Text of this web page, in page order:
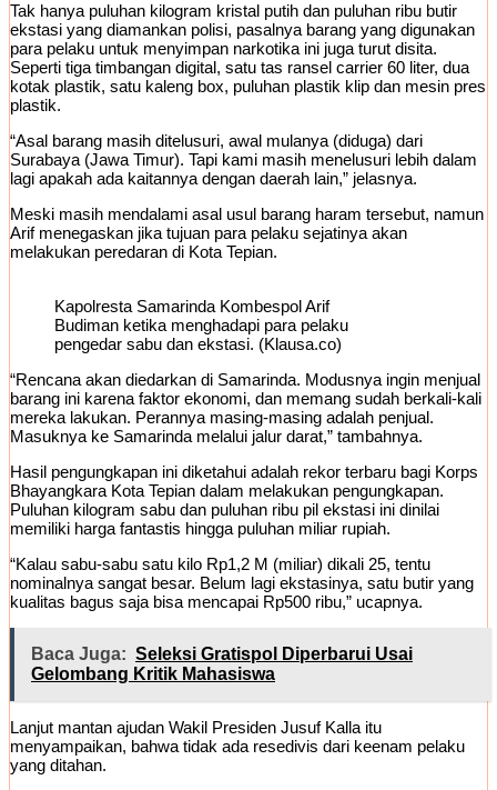
Tak hanya puluhan kilogram kristal putih dan puluhan ribu butir
ekstasi yang diamankan polisi, pasalnya barang yang digunakan
para pelaku untuk menyimpan narkotika ini juga turut disita.
Seperti tiga timbangan digital, satu tas ransel carrier 60 liter, dua
kotak plastik, satu kaleng box, puluhan plastik klip dan mesin pres
plastik.
“Asal barang masih ditelusuri, awal mulanya (diduga) dari
Surabaya (Jawa Timur). Tapi kami masih menelusuri lebih dalam
lagi apakah ada kaitannya dengan daerah lain,” jelasnya.
Meski masih mendalami asal usul barang haram tersebut, namun
Arif menegaskan jika tujuan para pelaku sejatinya akan
melakukan peredaran di Kota Tepian.
Kapolresta Samarinda Kombespol Arif
Budiman ketika menghadapi para pelaku
pengedar sabu dan ekstasi. (Klausa.co)
“Rencana akan diedarkan di Samarinda. Modusnya ingin menjual
barang ini karena faktor ekonomi, dan memang sudah berkali-kali
mereka lakukan. Perannya masing-masing adalah penjual.
Masuknya ke Samarinda melalui jalur darat,” tambahnya.
Hasil pengungkapan ini diketahui adalah rekor terbaru bagi Korps
Bhayangkara Kota Tepian dalam melakukan pengungkapan.
Puluhan kilogram sabu dan puluhan ribu pil ekstasi ini dinilai
memiliki harga fantastis hingga puluhan miliar rupiah.
“Kalau sabu-sabu satu kilo Rp1,2 M (miliar) dikali 25, tentu
nominalnya sangat besar. Belum lagi ekstasinya, satu butir yang
kualitas bagus saja bisa mencapai Rp500 ribu,” ucapnya.
Baca Juga: Seleksi Gratispol Diperbarui Usai
Gelombang Kritik Mahasiswa
Lanjut mantan ajudan Wakil Presiden Jusuf Kalla itu
menyampaikan, bahwa tidak ada resedivis dari keenam pelaku
yang ditahan.